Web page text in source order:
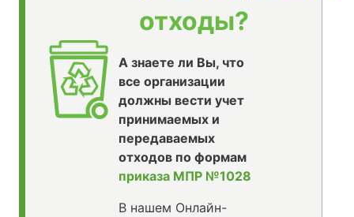
отходы?
А знаете ли Вы, что
все организации
должны вести учет
принимаемых и
передаваемых
отходов по формам
приказа МПР №1028
В нашем Онлайн-